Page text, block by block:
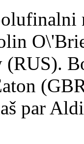
(RUS).
par